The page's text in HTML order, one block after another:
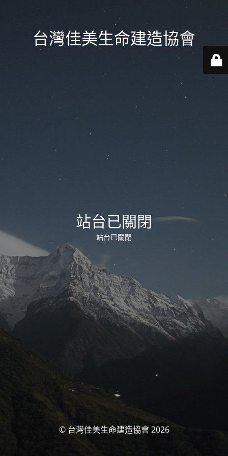
台灣佳美生命建造協會
站台已關閉
站台已關閉
© 台灣佳美生命建造協會 2026